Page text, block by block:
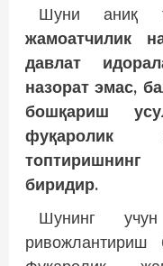
Шуни аниқ
жамоатчилик
давлат
назорат эмас,
бошқариш
фуқаролик
биридир.
Шунинг
ривожлантириш